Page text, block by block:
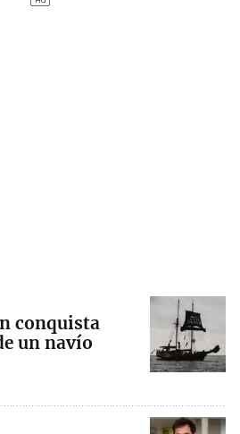
conquista
un navío